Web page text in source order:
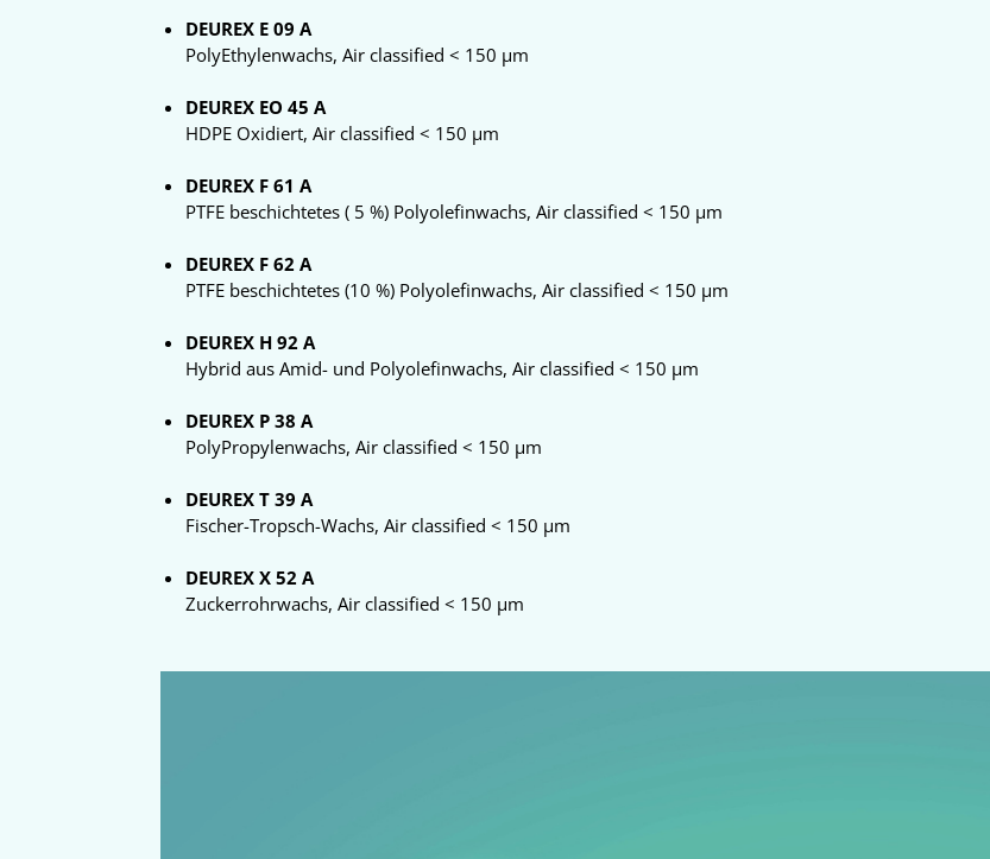
DEUREX E 09 A
PolyEthylenwachs, Air classified < 150 µm
DEUREX EO 45 A
HDPE Oxidiert, Air classified < 150 µm
DEUREX F 61 A
PTFE beschichtetes ( 5 %) Polyolefinwachs, Air classified < 150 µm
DEUREX F 62 A
PTFE beschichtetes (10 %) Polyolefinwachs, Air classified < 150 µm
DEUREX H 92 A
Hybrid aus Amid- und Polyolefinwachs, Air classified < 150 µm
DEUREX P 38 A
PolyPropylenwachs, Air classified < 150 µm
DEUREX T 39 A
Fischer-Tropsch-Wachs, Air classified < 150 µm
DEUREX X 52 A
Zuckerrohrwachs, Air classified < 150 µm